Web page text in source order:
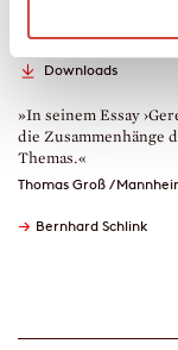
Downloads
»In seinem Essay
die Zusammenhänge
Themas.«
Thomas Groß /
→ Bernhard Schlink